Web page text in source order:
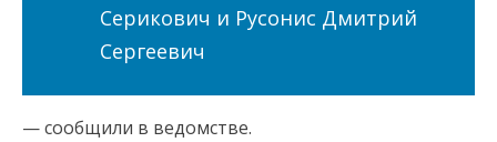
Серикович и Русонис Дмитрий
Сергеевич
— сообщили в ведомстве.